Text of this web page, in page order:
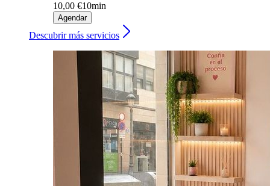
10,00 €10min
Agendar
Descubrir más servicios